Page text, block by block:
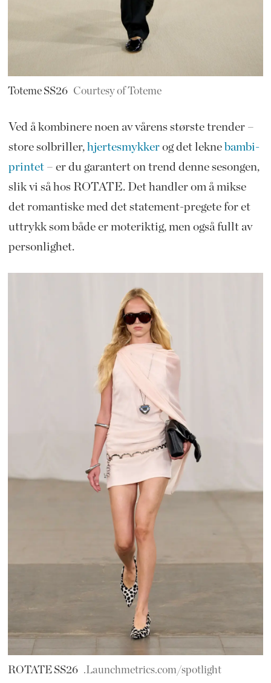
Toteme SS26 Courtesy of Toteme
Ved å kombinere noen av vårens største trender –
store solbriller, hjertesmykker og det leknebambi-
printet – er du garantert on trend denne sesongen,
slik vi så hos ROTATE. Det handler om å mikse
det romantiske med det statement-pregete for et
uttrykk som både er moteriktig, men også fullt av
personlighet.
ROTATE SS26 .Launchmetrics.com/spotlight